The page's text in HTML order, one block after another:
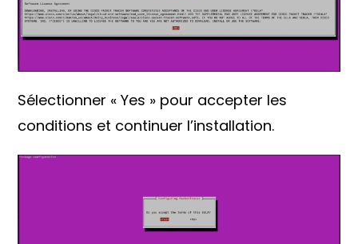
Sélectionner « Yes » pour accepter les
conditions et continuer l’installation.